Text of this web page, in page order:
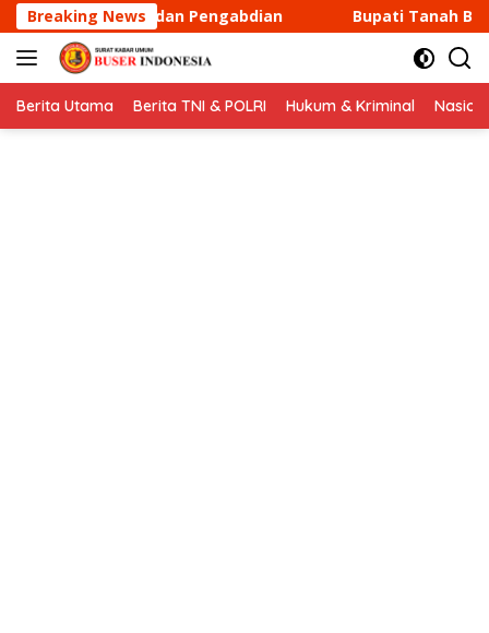
Langsung
ke
konten
Breaking News Bupati Tanah Bumbu Andi Rudi Latif
Berita Utama Berita TNI & POLRI Hukum & Kriminal